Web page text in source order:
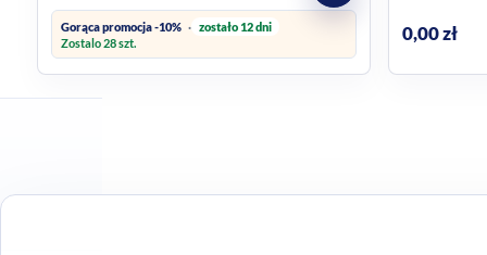
Gorąca promocja -10%
zostało 12 dni
Zostalo 28 szt.
0,00zł